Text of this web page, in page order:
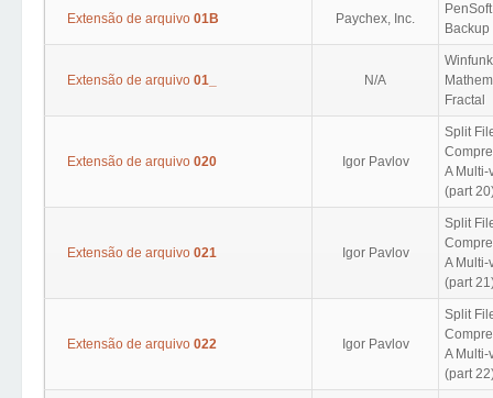
Extensão de arquivo 01B Paychex, Inc.
Extensão de arquivo 01_ N/A
Fractal
Extensão de arquivo 020 Igor Pavlov
Split
A Multi-
(part
Extensão de arquivo 021 Igor Pavlov
Split
A Multi-
(part
Extensão de arquivo 022 Igor Pavlov
Split
A Multi-
(part